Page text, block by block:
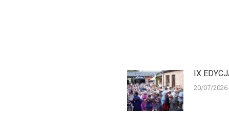
IX
20/07/2026